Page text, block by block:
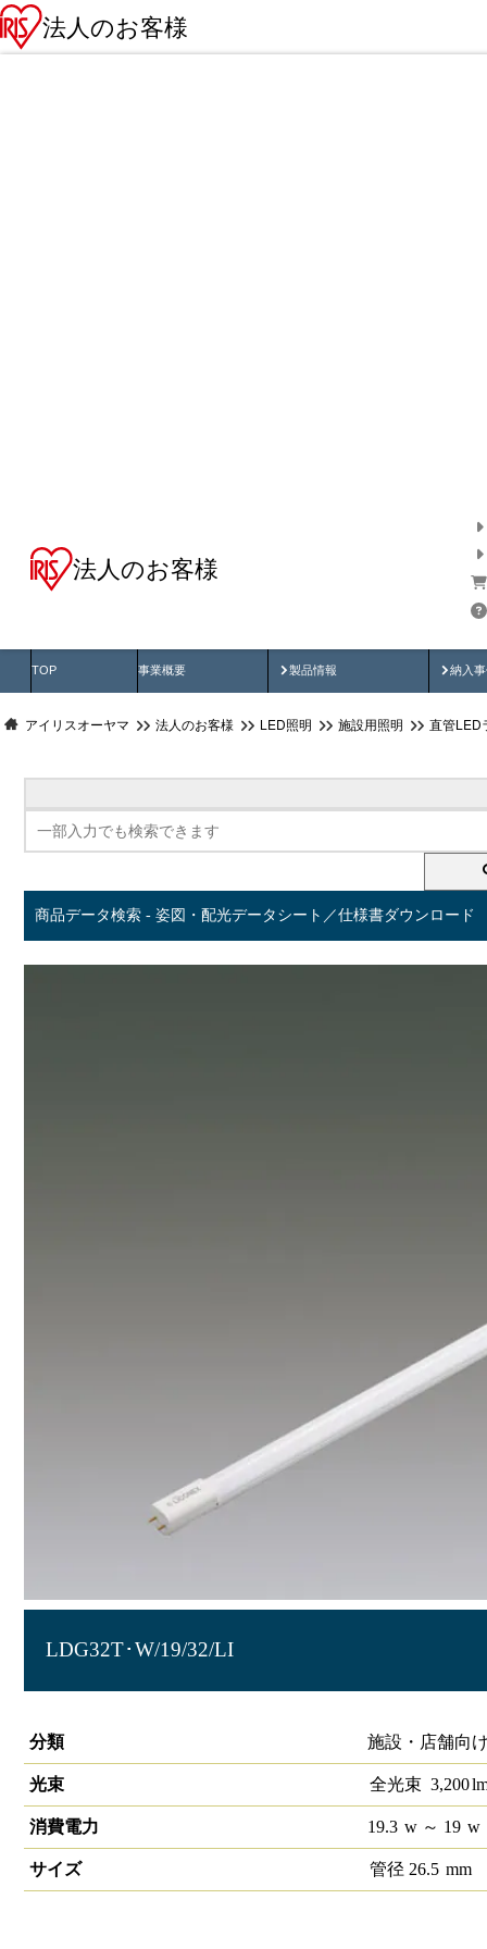
法人のお客様
法人のお客様
TOP 事業概要 製品情報
製品動画 納入
納
アイリスオーヤマ 法人のお客様 LED照明 施設用照明 直管LED
商品データ検索 - 姿図・配光データシート／仕様書ダウンロード
LDG32T･W/19/32/LI
分類
施設・店舗向
光束 全光束 3,200
消費電力 19.3 w～ 19 w
サイズ 管径 26.5 mm